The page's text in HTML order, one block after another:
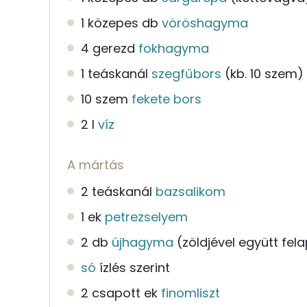
1 közepes db vöröshagyma
4 gerezd fokhagyma
1 teáskanál szegfűbors (kb. 10 szem)
10 szem fekete bors
2 l víz
A mártás
2 teáskanál bazsalikom
1 ek petrezselyem
2 db újhagyma (zöldjével együtt
só ízlés szerint
2 csapott ek finomliszt